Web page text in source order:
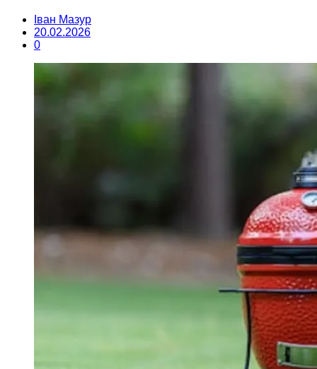
Іван Мазур
20.02.2026
0